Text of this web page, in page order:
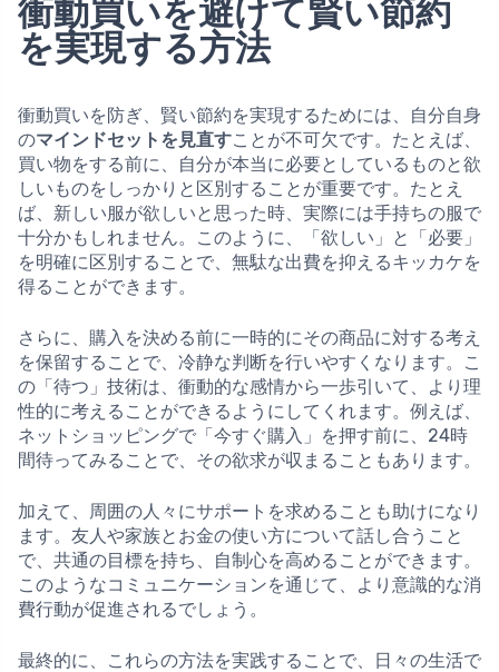
衝動買いを避けて賢い節約
を実現する方法
衝動買いを防ぎ、賢い節約を実現するためには、自分自身
のマインドセットを見直すことが不可欠です。たとえば、
買い物をする前に、自分が本当に必要としているものと欲
しいものをしっかりと区別することが重要です。たとえ
ば、新しい服が欲しいと思った時、実際には手持ちの服で
十分かもしれません。このように、「欲しい」と「必要」
を明確に区別することで、無駄な出費を抑えるキッカケを
得ることができます。
さらに、購入を決める前に一時的にその商品に対する考え
を保留することで、冷静な判断を行いやすくなります。こ
の「待つ」技術は、衝動的な感情から一歩引いて、より理
性的に考えることができるようにしてくれます。例えば、
ネットショッピングで「今すぐ購入」を押す前に、24時
間待ってみることで、その欲求が収まることもあります。
加えて、周囲の人々にサポートを求めることも助けになり
ます。友人や家族とお金の使い方について話し合うこと
で、共通の目標を持ち、自制心を高めることができます。
このようなコミュニケーションを通じて、より意識的な消
費行動が促進されるでしょう。
最終的に、これらの方法を実践することで、日々の生活で